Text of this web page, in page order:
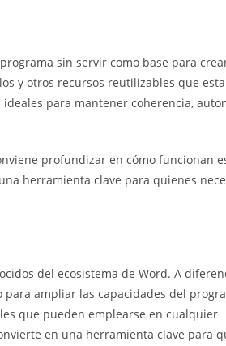
sin servir como base para
y otros recursos reutilizables que
para mantener coherencia,
profundizar en cómo funcionan
herramienta clave para quienes
del ecosistema de Word. A
ampliar las capacidades del
que pueden emplearse en cualquier
en una herramienta clave para